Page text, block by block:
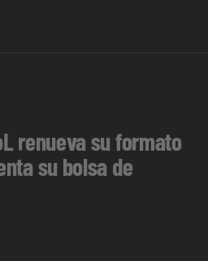
renueva su formato
su bolsa de